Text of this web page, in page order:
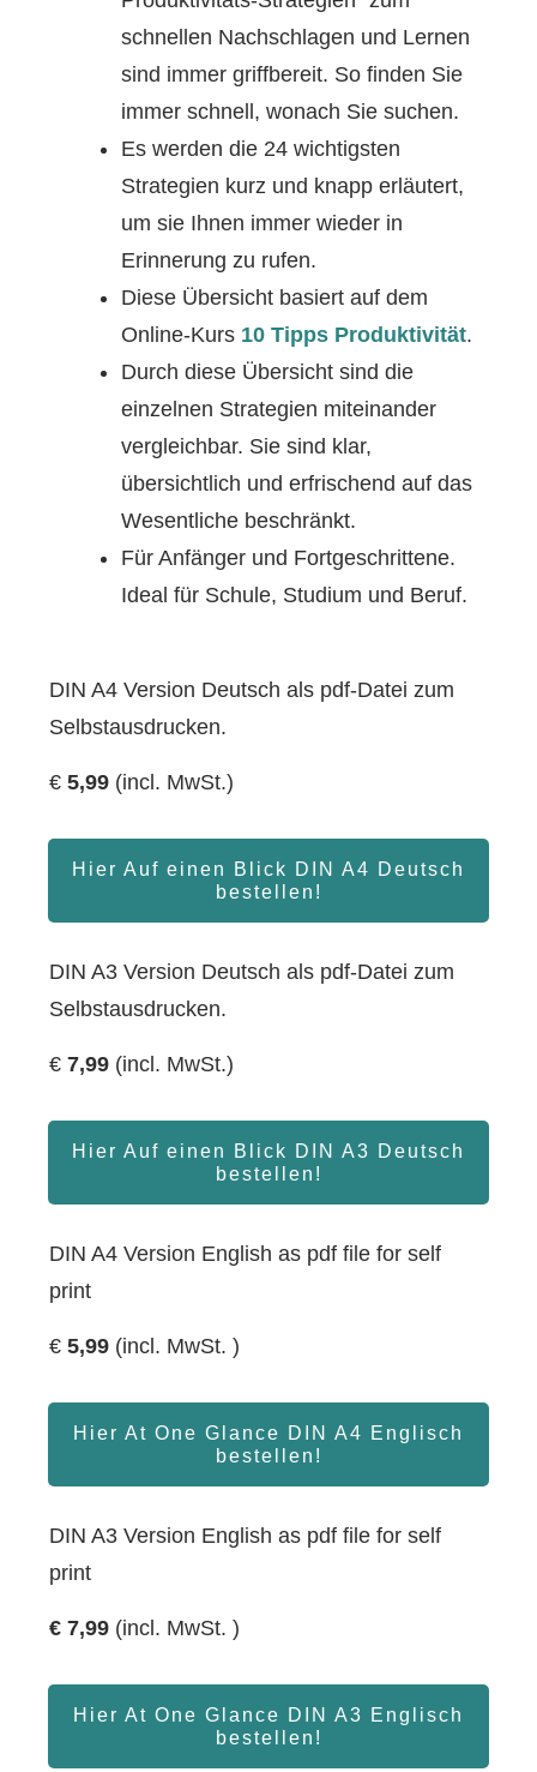
schnellen Nachschlagen und Lernen
sind immer griffbereit. So finden Sie
immer schnell, wonach Sie suchen.
Es werden die 24 wichtigsten
Strategien kurz und knapp erläutert,
um sie Ihnen immer wieder in
Erinnerung zu rufen.
Diese Übersicht basiert auf dem
Online-Kurs 10 Tipps Produktivität.
Durch diese Übersicht sind die
einzelnen Strategien miteinander
vergleichbar. Sie sind klar,
übersichtlich und erfrischend auf das
Wesentliche beschränkt.
Für Anfänger und Fortgeschrittene.
Ideal für Schule, Studium und Beruf.
DIN A4 Version Deutsch als pdf-Datei zum
Selbstausdrucken.
€ 5,99 (incl. MwSt.)
Hier Auf einen Blick DIN A4 Deutsch
bestellen!
DIN A3 Version Deutsch als pdf-Datei zum
Selbstausdrucken.
€ 7,99 (incl. MwSt.)
Hier Auf einen Blick DIN A3 Deutsch
bestellen!
DIN A4 Version English as pdf file for self
print
€ 5,99 (incl. MwSt. )
Hier At One Glance DIN A4 Englisch
bestellen!
DIN A3 Version English as pdf file for self
print
€ 7,99 (incl. MwSt. )
Hier At One Glance DIN A3 Englisch
bestellen!